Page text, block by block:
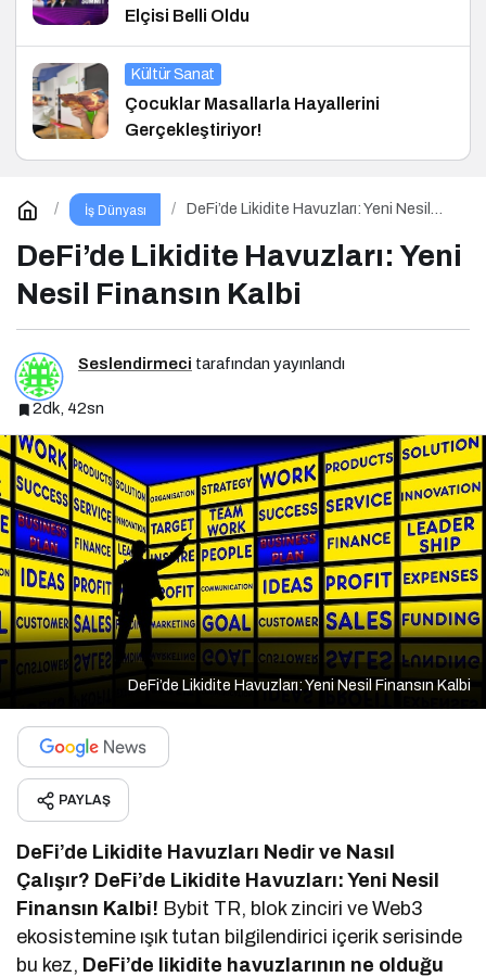
Elçisi Belli Oldu
Kültür Sanat
Çocuklar Masallarla Hayallerini
Gerçekleştiriyor!
İş Dünyası
DeFi’de Likidite Havuzları: Yeni Nesil
DeFi’de Likidite Havuzları: Yeni
Nesil Finansın Kalbi
Seslendirmeci tarafından yayınlandı
2dk, 42sn
DeFi’de Likidite Havuzları: Yeni Nesil Finansın Kalbi
PAYLAŞ
DeFi’de Likidite Havuzları Nedir ve Nasıl
Çalışır? DeFi’de Likidite Havuzları: Yeni Nesil
Finansın Kalbi! Bybit TR, blok zinciri ve Web3
ekosistemine ışık tutan bilgilendirici içerik serisinde
bu kez, DeFi’de likidite havuzlarının ne olduğu